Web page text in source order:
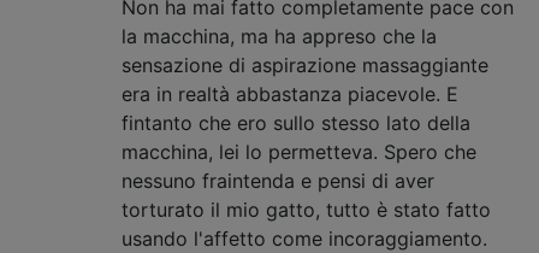
Non ha mai fatto completamente pace con
la macchina, ma ha appreso che la
sensazione di aspirazione massaggiante
era in realtà abbastanza piacevole. E
fintanto che ero sullo stesso lato della
macchina, lei lo permetteva. Spero che
nessuno fraintenda e pensi di aver
torturato il mio gatto, tutto è stato fatto
usando l'affetto come incoraggiamento.